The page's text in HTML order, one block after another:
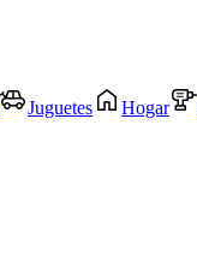
Juguetes Hogar